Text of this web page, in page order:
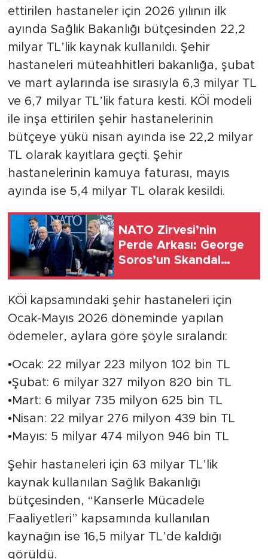
ettirilen hastaneler için 2026 yılının ilk
ayında Sağlık Bakanlığı bütçesinden 22,2
milyar TL’lik kaynak kullanıldı. Şehir
hastaneleri müteahhitleri bakanlığa, şubat
ve mart aylarında ise sırasıyla 6,3 milyar TL
ve 6,7 milyar TL’lik fatura kesti. KÖİ modeli
ile inşa ettirilen şehir hastanelerinin
bütçeye yükü nisan ayında ise 22,2 milyar
TL olarak kayıtlara geçti. Şehir
hastanelerinin kamuya faturası, mayıs
ayında ise 5,4 milyar TL olarak kesildi.
NATO Zirvesi’nin
Perde Arkası: George
Soros’un Skandal
Manaya Geliyor?
KÖİ kapsamındaki şehir hastaneleri için
Ocak-Mayıs 2026 döneminde yapılan
ödemeler, aylara göre şöyle sıralandı:
•Ocak: 22 milyar 223 milyon 102 bin TL
•Şubat: 6 milyar 327 milyon 820 bin TL
•Mart: 6 milyar 735 milyon 625 bin TL
•Nisan: 22 milyar 276 milyon 439 bin TL
•Mayıs: 5 milyar 474 milyon 946 bin TL
Şehir hastaneleri için 63 milyar TL’lik
kaynak kullanılan Sağlık Bakanlığı
bütçesinden, “Kanserle Mücadele
Faaliyetleri” kapsamında kullanılan
kaynağın ise 16,5 milyar TL’de kaldığı
görüldü.